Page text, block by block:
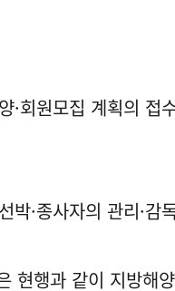
·회원모집 계획의 접
박·종사자의 관리·감
현행과 같이 지방해